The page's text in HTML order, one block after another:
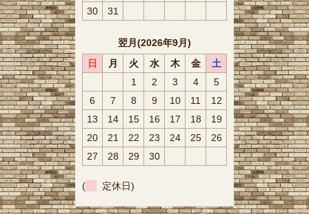
30
31
翌月(2026年9月)
日
月 火 水 木 金
土
1
2 3 4
5
6
7 8 9 10 11
12
13
14 15 16 17 18
19
20
21 22 23 24 25
26
27
28 29 30
( 定休日)